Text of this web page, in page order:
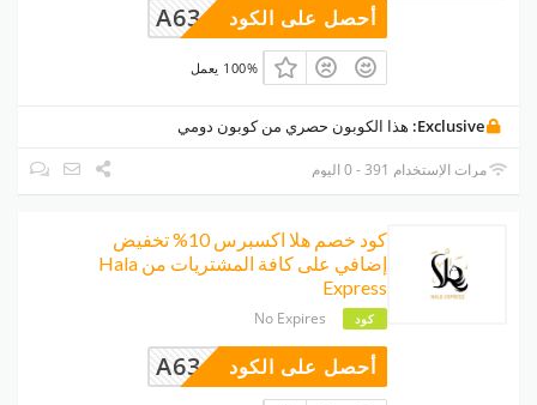
A63 أحصل على الكود
100% يعمل
Exclusive: هذا الكوبون حصري من كوبون دومي
مرات الإستخدام 391 - 0 اليوم
كود خصم هلا اكسبرس 10% تخفيض
إضافي على كافة المشتريات من Hala
Express
كود No Expires
A63 أحصل على الكود